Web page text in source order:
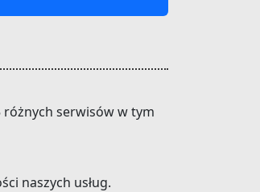
serwisów w tym
naszych usług.